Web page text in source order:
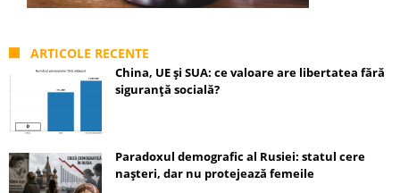
ARTICOLE RECENTE
China, UE și SUA: ce valoare are libertatea fără
siguranță socială?
Paradoxul demografic al Rusiei: statul cere
nașteri, dar nu protejează femeile